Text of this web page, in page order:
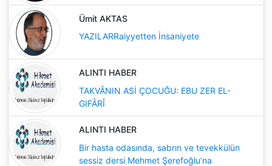
Ümit AKTAS
YAZILARRaiyyetten İnsaniyete
ALINTI HABER
TAKVÂNIN ASİ ÇOCUĞU: EBU ZER EL-
GIFÂRÎ
ALINTI HABER
Bir hasta odasında, sabrın ve tevekkülün
sessiz dersi Mehmet Şerefoğlu’na